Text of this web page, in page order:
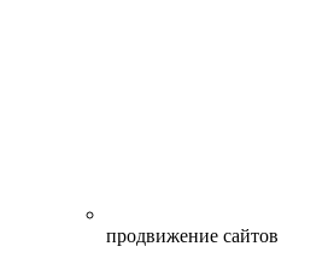
продвижение сайтов